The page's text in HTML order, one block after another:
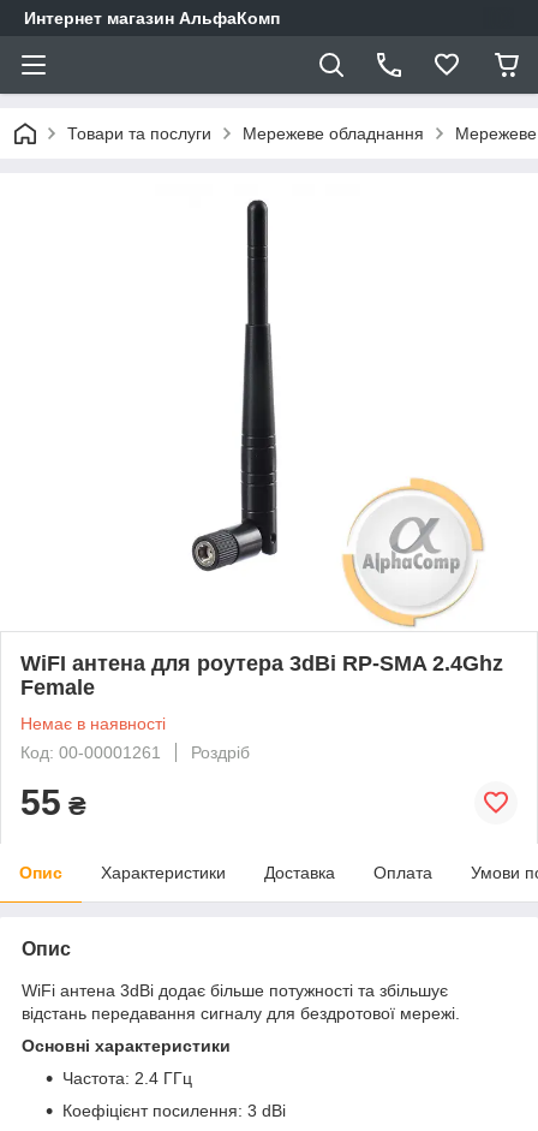
Интернет магазин АльфаКомп
Товари та послуги Мережеве обладнання
WiFI антена для роутера 3dBi RP-SMA 2.4Ghz
Female
Немає в наявності
Код: 00-00001261
Роздріб
55 ₴
Опис Характеристики Доставка Оплата Умови
Опис
WiFi антена 3dBi додає більше потужності та збільшує
відстань передавання сигналу для бездротової мережі.
Основні характеристики
Частота: 2.4 ГГц
Коефіцієнт посилення: 3 dBi